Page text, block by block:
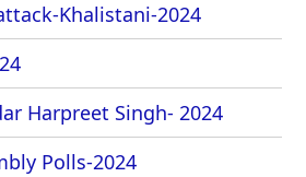
Khalistani-2024
Harpreet Singh- 2024
Polls-2024